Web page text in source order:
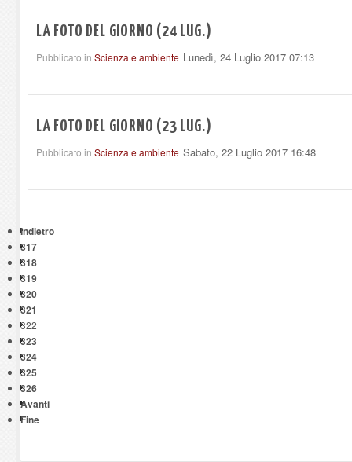
LA FOTO DEL GIORNO (24 LUG.)
Pubblicato in Scienza e ambiente Lunedì, 24 Luglio 2017 07:13
LA FOTO DEL GIORNO (23 LUG.)
Pubblicato in Scienza e ambiente Sabato, 22 Luglio 2017 16:48
Indietro
317
318
319
320
321
322
323
324
325
326
Avanti
Fine